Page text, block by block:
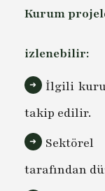
Kurum
izlenebilir:
İlgili
takip edilir.
tarafından